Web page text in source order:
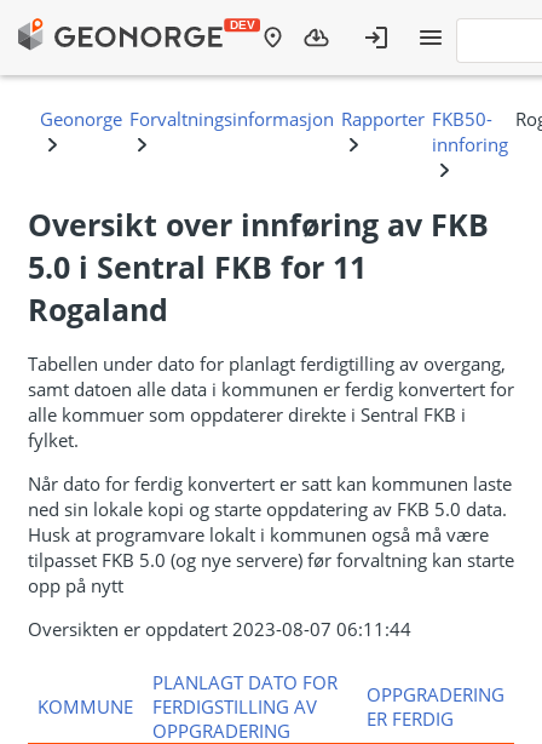
Oversikt over innføring av FKB
5.0 i Sentral FKB for 11
Rogaland
Tabellen under dato for planlagt ferdigtilling av overgang,
samt datoen alle data i kommunen er ferdig konvertert for
alle kommuer som oppdaterer direkte i Sentral FKB i
fylket.
Når dato for ferdig konvertert er satt kan kommunen laste
ned sin lokale kopi og starte oppdatering av FKB 5.0 data.
Husk at programvare lokalt i kommunen også må være
tilpasset FKB 5.0 (og nye servere) før forvaltning kan starte
opp på nytt
Oversikten er oppdatert 2023-08-07 06:11:44
KOMMUNE
PLANLAGT DATO FOR
FERDIGSTILLING AV
OPPGRADERING
OPPGRADERING
ER FERDIG